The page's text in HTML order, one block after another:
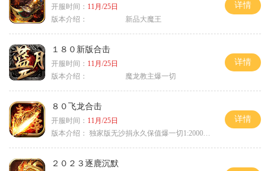
开服时间： 11月/25日
版本介绍：
新品大魔王
详情
１８０新版合击
开服时间： 11月/25日
版本介绍：
魔龙教主爆一切
详情
８０飞龙合击
开服时间： 11月/25日
版本介绍： 独家版无沙捐永久保值爆一切1:2000回1
详情
２０２３逐鹿沉默